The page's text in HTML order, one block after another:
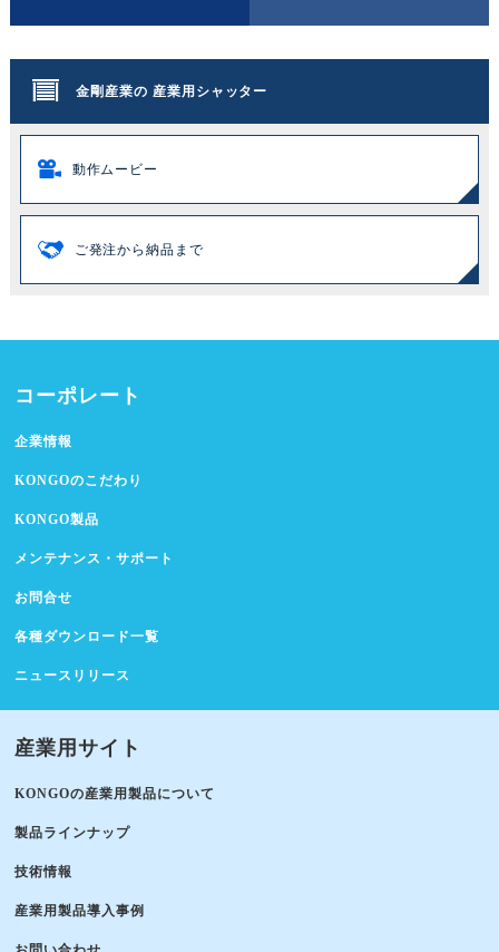
金剛産業の 産業用シャッター
動作ムービー
ご発注から納品まで
コーポレート
企業情報
KONGOのこだわり
KONGO製品
メンテナンス・サポート
お問合せ
各種ダウンロード一覧
ニュースリリース
産業用サイト
KONGOの産業用製品について
製品ラインナップ
技術情報
産業用製品導入事例